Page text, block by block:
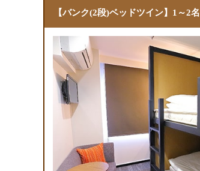
【バンク(2段)ベッドツイン】1～2名